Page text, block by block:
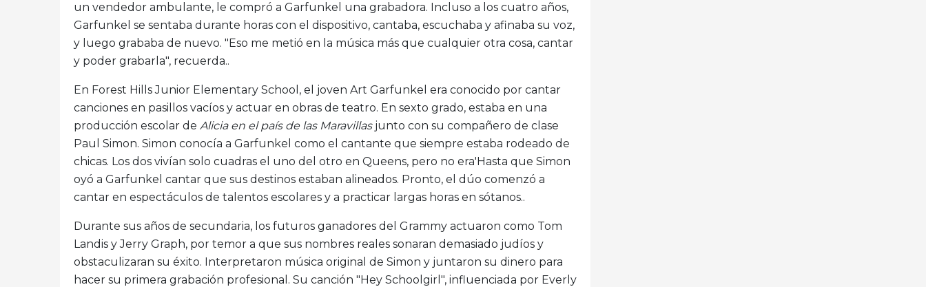
un vendedor ambulante, le compró a Garfunkel una grabadora. Incluso a los cuatro años,
Garfunkel se sentaba durante horas con el dispositivo, cantaba, escuchaba y afinaba su voz,
y luego grababa de nuevo. "Eso me metió en la música más que cualquier otra cosa, cantar
y poder grabarla", recuerda..
En Forest Hills Junior Elementary School, el joven Art Garfunkel era conocido por cantar
canciones en pasillos vacíos y actuar en obras de teatro. En sexto grado, estaba en una
producción escolar de Alicia en el país de las Maravillasjunto con su compañero de clase
Paul Simon. Simon conocía a Garfunkel como el cantante que siempre estaba rodeado de
chicas. Los dos vivían solo cuadras el uno del otro en Queens, pero no era'Hasta que Simon
oyó a Garfunkel cantar que sus destinos estaban alineados. Pronto, el dúo comenzó a
cantar en espectáculos de talentos escolares y a practicar largas horas en sótanos..
Durante sus años de secundaria, los futuros ganadores del Grammy actuaron como Tom
Landis y Jerry Graph, por temor a que sus nombres reales sonaran demasiado judíos y
obstaculizaran su éxito. Interpretaron música original de Simon y juntaron su dinero para
hacer su primera grabación profesional. Su canción "Hey Schoolgirl", influenciada por Everly